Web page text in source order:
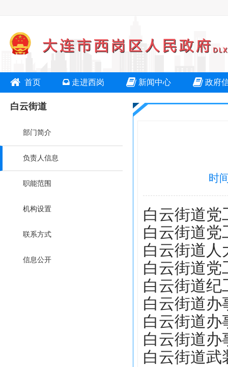
首页 走进西岗 新闻中心 政府
白云街道
部门简介
负责人信息
职能范围
机构设置
联系方式
信息公开
时
白云街道党
白云街道党
白云街道人
白云街道党
白云街道纪
白云街道办
白云街道办
白云街道办
白云街道武